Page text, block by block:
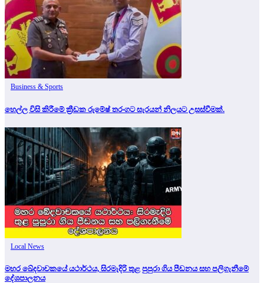
Business & Sports
හෙල්ල විසි කිරීමේ ක්‍රීඩක රුමේෂ් තරංගට සැරයන් නිලයට උසස්වීමක්.
Local News
මහර ඛේදවාචකයේ යථාර්ථය, සිරමැදිරි තුළ පුපුරා ගිය පීඩනය සහ පලිගැනීමේ
දේශපාලනය